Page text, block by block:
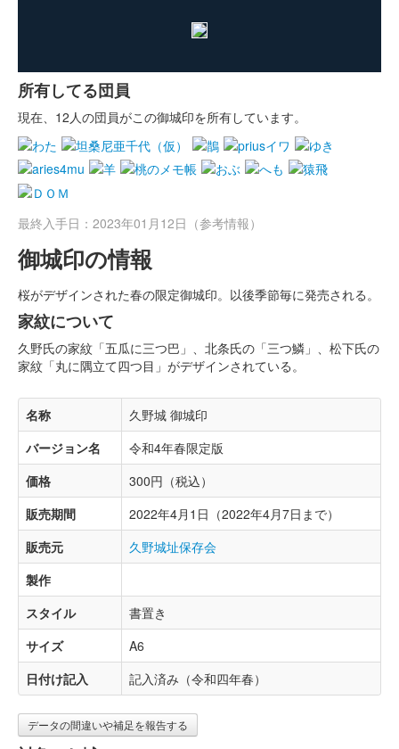
所有してる団員
現在、12人の団員がこの御城印を所有しています。
最終入手日：2023年01月12日（参考情報）
御城印の情報
桜がデザインされた春の限定御城印。以後季節毎に発売される。
家紋について
久野氏の家紋「五瓜に三つ巴」、北条氏の「三つ鱗」、松下氏の
家紋「丸に隅立て四つ目」がデザインされている。
名称
久野城 御城印
バージョン名
令和4年春限定版
価格
300円（税込）
販売期間
2022年4月1日（2022年4月7日まで）
販売元
久野城址保存会
製作
スタイル
書置き
サイズ
A6
日付け記入
記入済み（令和四年春）
データの間違いや補足を報告する